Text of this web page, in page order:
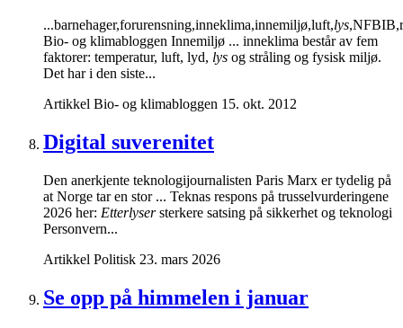
...barnehager,forurensning,inneklima,innemiljø,luft,lys
Bio- og klimabloggen Innemiljø ... inneklima består av fem
faktorer: temperatur, luft, lyd, lys og stråling og fysisk miljø.
Det har i den siste...
Artikkel Bio- og klimabloggen 15. okt. 2012
Digital suverenitet
Den anerkjente teknologijournalisten Paris Marx er tydelig på
at Norge tar en stor ... Teknas respons på trusselvurderingene
2026 her: Etterlysersterkere satsing på sikkerhet og teknologi
Personvern...
Artikkel Politisk 23. mars 2026
Se opp på himmelen i januar